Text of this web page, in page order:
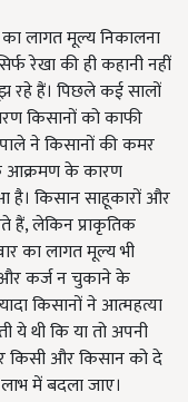
लागत मूल्य निकालना
रेखा की ही कहानी नहीं
रहे हैं। पिछले कई सालों
किसानों को काफी
पाले ने किसानों की कमर
आक्रमण के कारण
है। किसान साहूकारों और
हैं, लेकिन प्राकृतिक
का लागत मूल्य भी
और कर्ज न चुकाने के
किसानों ने आत्महत्या
थी कि या तो अपनी
किसी और किसान को दे
में बदला जाए।